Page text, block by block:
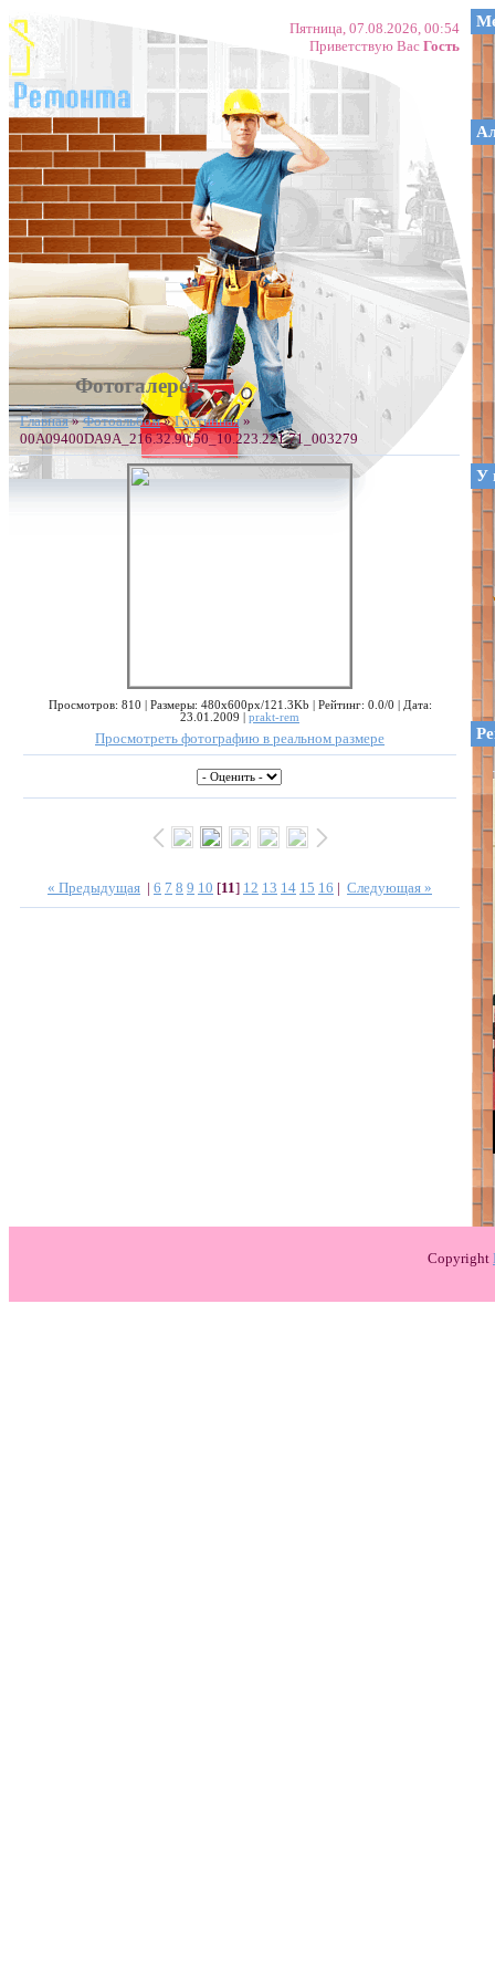
Пятница, 07.08.2026, 00:54
Приветствую Вас Гость
Фотогалерея
Главная»Фотоальбом»Гостинная»
00A09400DA9A_216.32.90.50_10.223.221.71_003279
Просмотров: 810 | Размеры: 480x600px/121.3Kb | Рейтинг: 0.0/0 | Дата:
23.01.2009 | prakt-rem
Просмотреть фотографию в реальном размере
« Предыдущая | 6 7 8 9 10 [11] 12 13 14 15 16 | Следующая »
У
Copyright